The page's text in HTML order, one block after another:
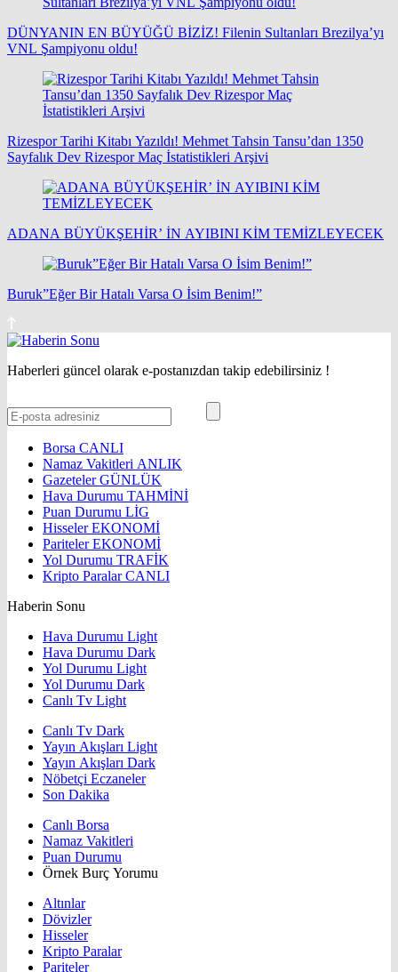
DÜNYANIN EN BÜYÜĞÜ BİZİZ! Filenin Sultanları Brezilya’yı
VNL Şampiyonu oldu!
Rizespor Tarihi Kitabı Yazıldı! Mehmet Tahsin Tansu’dan 1350
Sayfalık Dev Rizespor Maç İstatistikleri Arşivi
ADANA BÜYÜKŞEHİR’ İN AYIBINI KİM TEMİZLEYECEK
Buruk”Eğer Bir Hatalı Varsa O İsim Benim!”
Haberleri güncel olarak e-postanızdan takip edebilirsiniz !
Borsa CANLI
Namaz Vakitleri ANLIK
GazetelerGÜNLÜK
Hava Durumu TAHMİNİ
Puan Durumu LİG
HisselerEKONOMİ
ParitelerEKONOMİ
Yol Durumu TRAFİK
Kripto ParalarCANLI
Haberin Sonu
Hava Durumu Light
Hava Durumu Dark
Yol Durumu Light
Yol Durumu Dark
Canlı Tv Light
Canlı Tv Dark
Yayın Akışları Light
Yayın Akışları Dark
Nöbetçi Eczaneler
Son Dakika
Canlı Borsa
Namaz Vakitleri
Puan Durumu
Örnek Burç Yorumu
Altınlar
Dövizler
Hisseler
Kripto Paralar
Pariteler